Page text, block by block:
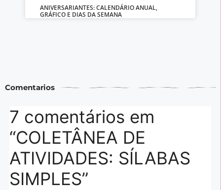
ANIVERSARIANTES: CALENDÁRIO ANUAL,
GRÁFICO E DIAS DA SEMANA
Comentarios
7 comentários em
“COLETÂNEA DE
ATIVIDADES: SÍLABAS
SIMPLES”